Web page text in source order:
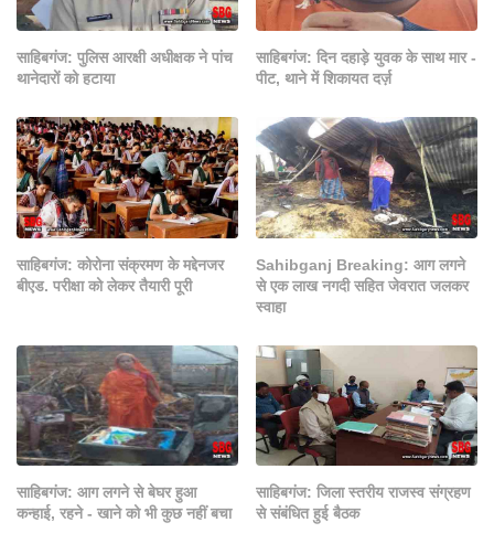
साहिबगंज: पुलिस आरक्षी अधीक्षक ने पांच
थानेदारों को हटाया
साहिबगंज: दिन दहाड़े युवक के साथ मार -
पीट, थाने में शिकायत दर्ज़
साहिबगंज: कोरोना संक्रमण के मद्देनजर
बीएड. परीक्षा को लेकर तैयारी पूरी
Sahibganj Breaking: आग लगने
से एक लाख नगदी सहित जेवरात जलकर
स्वाहा
साहिबगंज: आग लगने से बेघर हुआ
कन्हाई, रहने - खाने को भी कुछ नहीं बचा
साहिबगंज: जिला स्तरीय राजस्व संग्रहण
से संबंधित हुई बैठक